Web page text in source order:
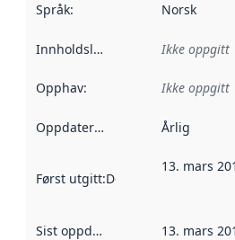
Språk: Norsk
Innholdsleverandører :
Ikke oppgitt
Opphav: Ikke oppgitt
Oppdateringsfrekvens :
Årlig
Først utgitt:Denne datoen sier
13. mars
Sist oppdatert 13. mars